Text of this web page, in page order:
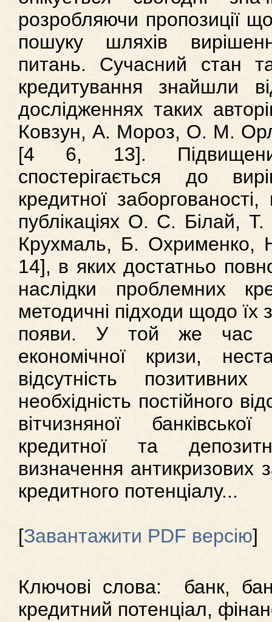
розробляючи пропозиції
пошуку шляхів
питань. Сучасний стан
кредитування знайшли
дослідженнях таких
Ковзун, А. Мороз, О. М.
[4 6, 13].
спостерігається до
кредитної
публікаціях О. С. Білай,
Крухмаль, Б. Охрименко,
14], в яких достатньо
наслідки проблемних
методичні підходи щодо їх
появи. У той же час
економічної кризи,
відсутність
необхідність постійного
вітчизняної
кредитної та
визначення антикризових
кредитного потенціалу...
[Завантажити PDF версію]
Ключові слова: банк,
кредитний потенціал,